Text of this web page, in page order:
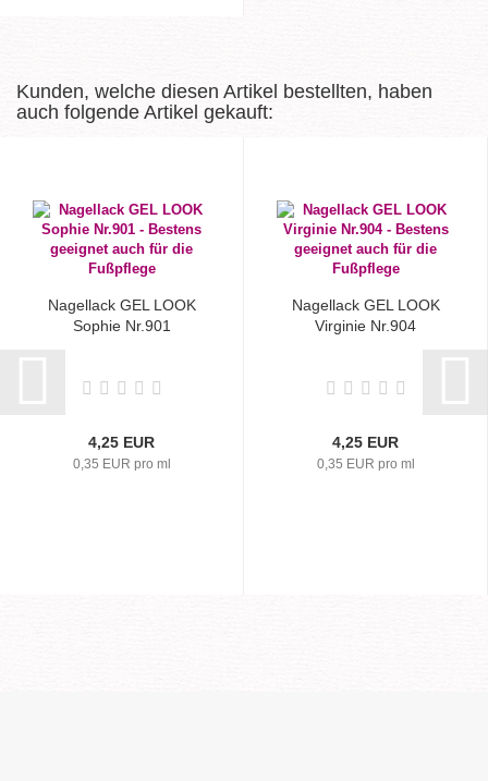
Kunden, welche diesen Artikel bestellten, haben
auch folgende Artikel gekauft:
Nagellack GEL LOOK
Sophie Nr.901
4,25 EUR
0,35 EUR pro ml
Nagellack GEL LOOK
Virginie Nr.904
4,25 EUR
0,35 EUR pro ml